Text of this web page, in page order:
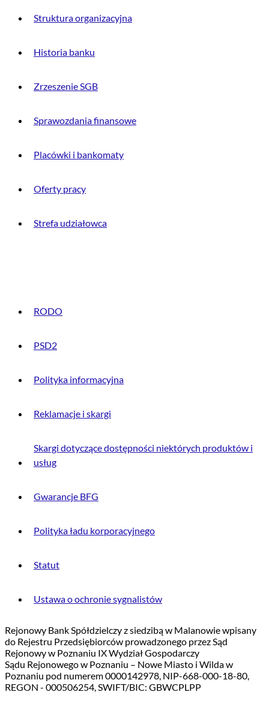
Struktura organizacyjna
Historia banku
Zrzeszenie SGB
Sprawozdania finansowe
Placówki i bankomaty
Oferty pracy
Strefa udziałowca
RODO
PSD2
Polityka informacyjna
Reklamacje i skargi
Skargi dotyczące dostępności niektórych produktów i
usług
Gwarancje BFG
Polityka ładu korporacyjnego
Statut
Ustawa o ochronie sygnalistów
Rejonowy Bank Spółdzielczy z siedzibą w Malanowie wpisany
do Rejestru Przedsiębiorców prowadzonego przez Sąd
Rejonowy w Poznaniu IX Wydział Gospodarczy
Sądu Rejonowego w Poznaniu – Nowe Miasto i Wilda w
Poznaniu pod numerem 0000142978, NIP-668-000-18-80,
REGON - 000506254, SWIFT/BIC: GBWCPLPP